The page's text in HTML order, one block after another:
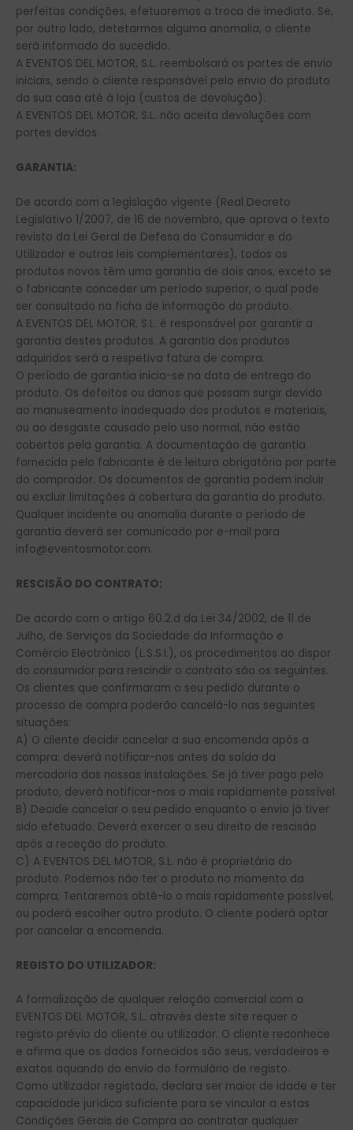
perfeitas condições, efetuaremos a troca de imediato. Se,
por outro lado, detetarmos alguma anomalia, o cliente
será informado do sucedido.
A EVENTOS DEL MOTOR, S.L. reembolsará os portes de envio
iniciais, sendo o cliente responsável pelo envio do produto
da sua casa até à loja (custos de devolução).
A EVENTOS DEL MOTOR, S.L. não aceita devoluções com
portes devidos.
GARANTIA:
De acordo com a legislação vigente (Real Decreto
Legislativo 1/2007, de 16 de novembro, que aprova o texto
revisto da Lei Geral de Defesa do Consumidor e do
Utilizador e outras leis complementares), todos os
produtos novos têm uma garantia de dois anos, exceto se
o fabricante conceder um período superior, o qual pode
ser consultado na ficha de informação do produto.
A EVENTOS DEL MOTOR, S.L. é responsável por garantir a
garantia destes produtos. A garantia dos produtos
adquiridos será a respetiva fatura de compra.
O período de garantia inicia-se na data de entrega do
produto. Os defeitos ou danos que possam surgir devido
ao manuseamento inadequado dos produtos e materiais,
ou ao desgaste causado pelo uso normal, não estão
cobertos pela garantia. A documentação de garantia
fornecida pelo fabricante é de leitura obrigatória por parte
do comprador. Os documentos de garantia podem incluir
ou excluir limitações à cobertura da garantia do produto.
Qualquer incidente ou anomalia durante o período de
garantia deverá ser comunicado por e-mail para
info@eventosmotor.com.
RESCISÃO DO CONTRATO:
De acordo com o artigo 60.2.d da Lei 34/2002, de 11 de
Julho, de Serviços da Sociedade da Informação e
Comércio Electrónico (L.S.S.I.), os procedimentos ao dispor
do consumidor para rescindir o contrato são os seguintes.
Os clientes que confirmaram o seu pedido durante o
processo de compra poderão cancelá-lo nas seguintes
situações:
A) O cliente decidir cancelar a sua encomenda após a
compra: deverá notificar-nos antes da saída da
mercadoria das nossas instalações. Se já tiver pago pelo
produto, deverá notificar-nos o mais rapidamente possível.
B) Decide cancelar o seu pedido enquanto o envio já tiver
sido efetuado. Deverá exercer o seu direito de rescisão
após a receção do produto.
C) A EVENTOS DEL MOTOR, S.L. não é proprietária do
produto. Podemos não ter o produto no momento da
compra; Tentaremos obtê-lo o mais rapidamente possível,
ou poderá escolher outro produto. O cliente poderá optar
por cancelar a encomenda.
REGISTO DO UTILIZADOR:
A formalização de qualquer relação comercial com a
EVENTOS DEL MOTOR, S.L. através deste site requer o
registo prévio do cliente ou utilizador. O cliente reconhece
e afirma que os dados fornecidos são seus, verdadeiros e
exatos aquando do envio do formulário de registo.
Como utilizador registado, declara ser maior de idade e ter
capacidade jurídica suficiente para se vincular a estas
Condições Gerais de Compra ao contratar qualquer